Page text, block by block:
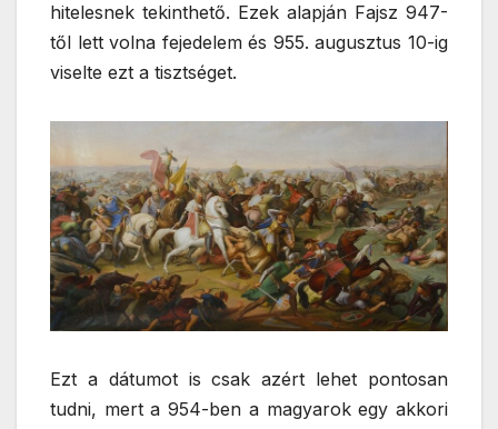
hitelesnek tekinthető. Ezek alapján Fajsz 947-
től lett volna fejedelem és 955. augusztus 10-ig
viselte ezt a tisztséget.
Ezt a dátumot is csak azért lehet pontosan
tudni, mert a 954-ben a magyarok egy akkori